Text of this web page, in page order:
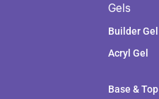
Gels
Builder Gel
Acryl Gel
Base & Top